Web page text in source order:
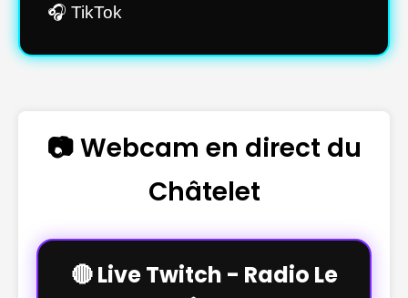
🎧 TikTok
📷 Webcam en direct du
Châtelet
🔴 Live Twitch - Radio Le